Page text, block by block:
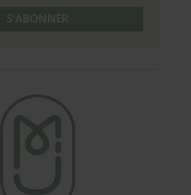
S'ABONNER